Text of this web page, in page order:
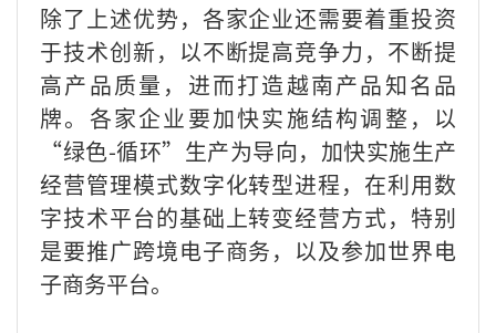
除了上述优势，各家企业还需要着重投资
于技术创新，以不断提高竞争力，不断提
高产品质量，进而打造越南产品知名品
牌。各家企业要加快实施结构调整，以
“绿色-循环”生产为导向，加快实施生产
经营管理模式数字化转型进程，在利用数
字技术平台的基础上转变经营方式，特别
是要推广跨境电子商务，以及参加世界电
子商务平台。